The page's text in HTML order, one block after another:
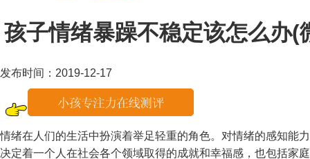
孩子情绪暴躁不稳定该怎么办
发布时间：2019-12-17
情绪在人们的生活中扮演着举足轻重的角色。对情绪的感知能
决定着一个人在社会各个领域取得的成就和幸福感，也包括家